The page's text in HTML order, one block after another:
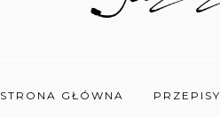
STRONA GŁÓWNA PRZEPISY